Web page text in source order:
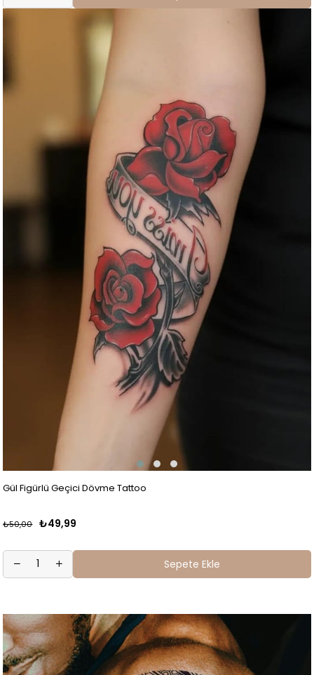
Gül Figürlü Geçici Dövme Tattoo
₺50,00 ₺49,99
Sepete Ekle